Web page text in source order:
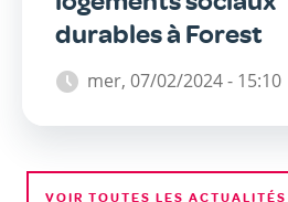
durables à Forest
mer, 07/02/2024 - 15:10
VOIR TOUTES LES ACTUALITÉS